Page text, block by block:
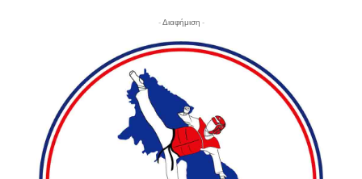
- Διαφήμιση -